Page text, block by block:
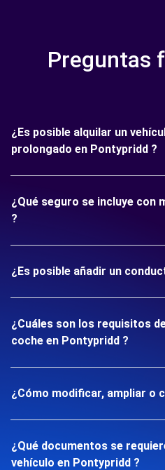
Preguntas
¿Es posible alquilar un
prolongado en Pontypridd ?
¿Qué seguro se incluye con
?
¿Es posible añadir un
¿Cuáles son los requisitos
coche en Pontypridd ?
¿Cómo modificar, ampliar o
¿Qué documentos se
vehículo en Pontypridd ?